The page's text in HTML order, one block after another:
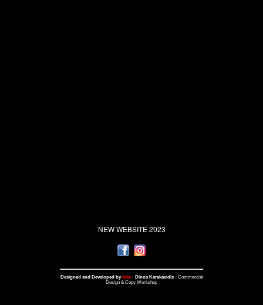
NEW WEBSITE 2023
Designed and Developed by krkx- Dinos Karakaxidis - Commercial
Design & Copy Workshop